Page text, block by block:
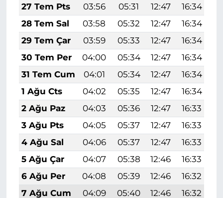
27 Tem Pts
03:56 05:31 12:47 16:34
28 Tem Sal
03:58 05:32 12:47 16:34
29 Tem Çar
03:59 05:33 12:47 16:34
30 Tem Per
04:00 05:34 12:47 16:34
31 Tem Cum
04:01 05:34 12:47 16:34
1 Ağu Cts
04:02 05:35 12:47 16:34
2 Ağu Paz
04:03 05:36 12:47 16:33
3 Ağu Pts
04:05 05:37 12:47 16:33
4 Ağu Sal
04:06 05:37 12:47 16:33
5 Ağu Çar
04:07 05:38 12:46 16:33
6 Ağu Per
04:08 05:39 12:46 16:32
7 Ağu Cum
04:09 05:40 12:46 16:32